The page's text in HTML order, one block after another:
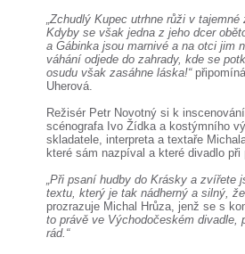
„Zchudlý Kupec utrhne růži v
Kdyby se však jedna z jeho dcer
a Gábinka jsou marnivé a na otci jim
váhání odjede do zahrady, kde se
osudu však zasáhne láska!“
Uherová.
Režisér Petr Novotný si k
scénografa Ivo Žídka a kostýmního
skladatele, interpreta a textaře
které sám nazpíval a které divadlo
„Při psaní hudby do Krásky a zvířete
textu, který je tak nádherný a silný,
prozrazuje Michal Hrůza, jenž se s
to právě ve Východočeském
rád.“